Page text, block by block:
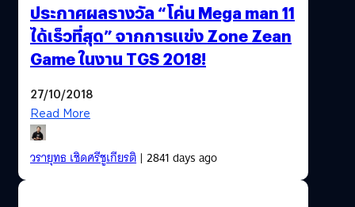
ประกาศผลรางวัล “โค่น Mega man 11
ได้เร็วที่สุด” จากการแข่ง Zone Zean
Game ในงาน TGS 2018!
27/10/2018
Read More
วรายุทธ เชิดศรีชูเกียรติ| 2841 days ago